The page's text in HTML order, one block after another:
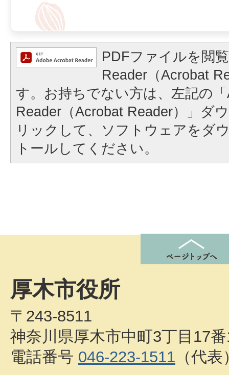
PDFファイルを閲
Reader（Acrobat
す。お持ちでない方は、左記の
Reader（Acrobat Reader）」ダ
リックして、ソフトウェアをダ
トールしてください。
厚木市役所
〒243-8511
神奈川県厚木市中町3丁目17
電話番号 046-223-1511 （代表